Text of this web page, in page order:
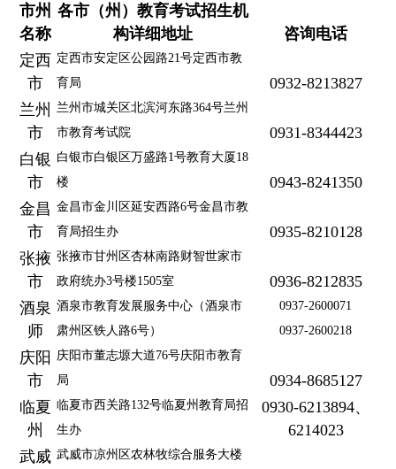
市州
名称
各市（州）教育考试招生机
构详细地址
咨询电话
定西
市
定西市安定区公园路21号定西市教
育局
0932-8213827
兰州
市
兰州市城关区北滨河东路364号兰州
市教育考试院
0931-8344423
白银
市
白银市白银区万盛路1号教育大厦18
楼
0943-8241350
金昌
市
金昌市金川区延安西路6号金昌市教
育局招生办
0935-8210128
张掖
市
张掖市甘州区杏林南路财智世家市
政府统办3号楼1505室
0936-8212835
酒泉
师
酒泉市教育发展服务中心 （酒泉市
肃州区铁人路6号）
0937-2600071
0937-2600218
庆阳
市
庆阳市董志塬大道76号庆阳市教育
局
0934-8685127
临夏
州
临夏市西关路132号临夏州教育局招
生办
0930-6213894、
6214023
武威 武威市凉州区农林牧综合服务大楼